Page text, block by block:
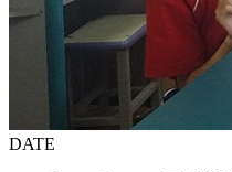
DATE